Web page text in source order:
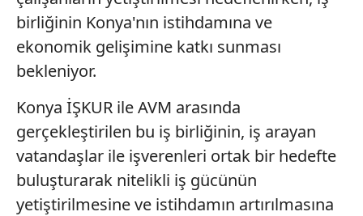
birliğinin Konya'nın istihdamına ve
ekonomik gelişimine katkı sunması
bekleniyor.
Konya İŞKUR ile AVM arasında
gerçekleştirilen bu iş birliğinin, iş arayan
vatandaşlar ile işverenleri ortak bir hedefte
buluşturarak nitelikli iş gücünün
yetiştirilmesine ve istihdamın artırılmasına